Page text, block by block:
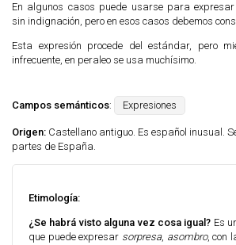
En algunos casos puede usarse para
sin indignación, pero en esos casos debemos
Esta expresión procede del estándar, pero
infrecuente, en peraleo se usa muchísimo.
Campos semánticos: Expresiones
Origen: Castellano antiguo. Es español inusual.
partes de España.
Etimología:
¿Se habrá visto alguna vez cosa igual? Es
que puede expresar sorpresa, asombro, con